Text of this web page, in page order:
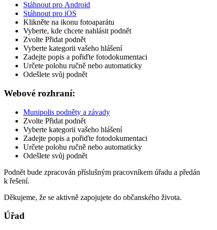
Stáhnout pro Android
Stáhnout pro iOS
Klikněte na ikonu fotoaparátu
Vyberte, kde chcete nahlásit podnět
Zvolte Přidat podnět
Vyberte kategorii vašeho hlášení
Zadejte popis a pořiďte fotodokumentaci
Určete polohu ručně nebo automaticky
Odešlete svůj podnět
Webové rozhraní:
Munipolis podněty a závady
Zvolte Přidat podnět
Vyberte kategorii vašeho hlášení
Zadejte popis a pořiďte fotodokumentaci
Určete polohu ručně nebo automaticky
Odešlete svůj podnět
Podnět bude zpracován příslušným pracovníkem úřadu a předán
k řešení.
Děkujeme, že se aktivně zapojujete do občanského života.
Úřad